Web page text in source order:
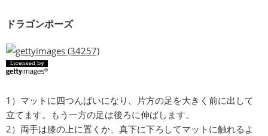
ドラゴンポーズ
1）マットに四つんばいになり、片方の足を大きく前に出して
立てます。もう一方の足は後ろに伸ばします。
2）両手は膝の上に置くか、真下に下ろしてマットに触れるよ